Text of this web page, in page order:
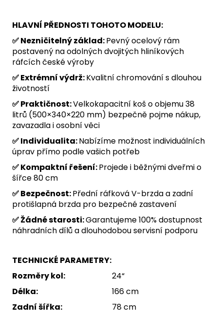
HLAVNÍ PŘEDNOSTI TOHOTO MODELU:
✅ Nezničitelný základ:Pevný ocelový rám
postavený na odolných dvojitých hliníkových
ráfcích české výroby
✅ Extrémní výdrž:Kvalitní chromování s dlouhou
životností
✅ Praktičnost:Velkokapacitní koš o objemu 38
litrů (500×340×220 mm) bezpečně pojme nákup,
zavazadla i osobní věci
✅ Individualita:Nabízíme možnost individuálních
úprav přímo podle vašich potřeb
✅ Kompaktní řešení:Projede i běžnými dveřmi o
šířce 80 cm
✅ Bezpečnost:Přední ráfková V-brzda a zadní
protišlapná brzda pro bezpečné zastavení
✅ Žádné starosti:Garantujeme 100% dostupnost
náhradních dílů a dlouhodobou servisní podporu
TECHNICKÉ PARAMETRY:
Rozměry kol:
24“
Délka:
166 cm
Zadní šířka:
78 cm